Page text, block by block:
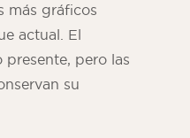
más gráficos
actual. El
presente, pero las
su